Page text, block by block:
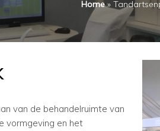
Home»
van de behandelruimte van
vormgeving en het